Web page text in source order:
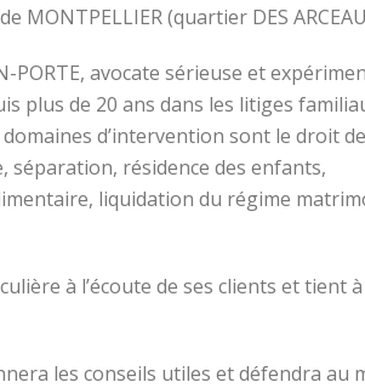
MONTPELLIER (quartier DES
PORTE, avocate sérieuse et
plus de 20 ans dans les litiges
d’intervention sont le droit
séparation, résidence des enfants,
liquidation du régime
à l’écoute de ses clients et tient à
les conseils utiles et défendra au